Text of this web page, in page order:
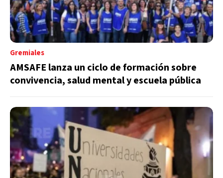
Gremiales
AMSAFE lanza un ciclo de formación sobre
convivencia, salud mental y escuela pública